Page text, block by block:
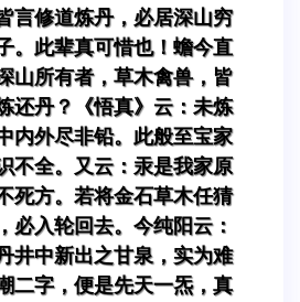
言修道炼丹，必居深山穷
。此辈真可惜也！蟾今直
山所有者，草木禽兽，皆
还丹？《悟真》云：未炼
内外尽非铅。此般至宝家
不全。又云：汞是我家原
死方。若将金石草木任猜
必入轮回去。今纯阳云：
井中新出之甘泉，实为难
二字，便是先天一炁，真